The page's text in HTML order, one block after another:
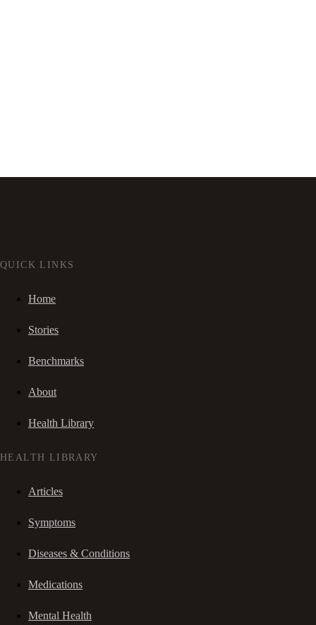
QUICK LINKS
Home
Stories
Benchmarks
About
Health Library
HEALTH LIBRARY
Articles
Symptoms
Diseases & Conditions
Medications
Mental Health